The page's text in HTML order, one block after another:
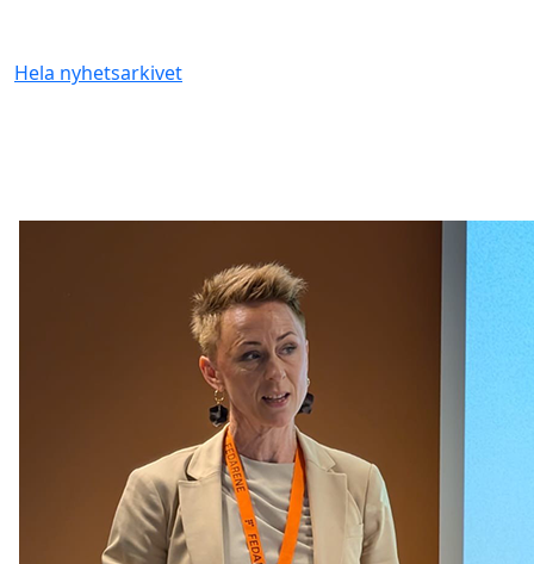
Hela nyhetsarkivet